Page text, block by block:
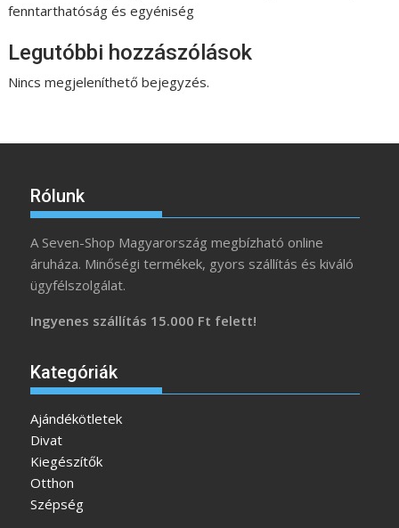
fenntarthatóság és egyéniség
Legutóbbi hozzászólások
Nincs megjeleníthető bejegyzés.
Rólunk
A Seven-Shop Magyarország megbízható online
áruháza. Minőségi termékek, gyors szállítás és kiváló
ügyfélszolgálat.
Ingyenes szállítás 15.000 Ft felett!
Kategóriák
Ajándékötletek
Divat
Kiegészítők
Otthon
Szépség